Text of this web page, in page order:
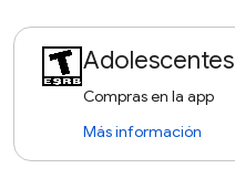
Adolescentes
Compras en la app
Más información